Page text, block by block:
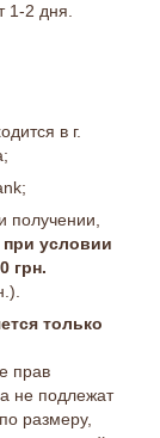
1-2 дня.
в г.
при условии
грн.
только
прав
не подлежат
размеру,